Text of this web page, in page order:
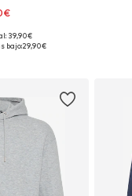
+1
M, L, XL, XXL
39,90€
bajo:29,90€